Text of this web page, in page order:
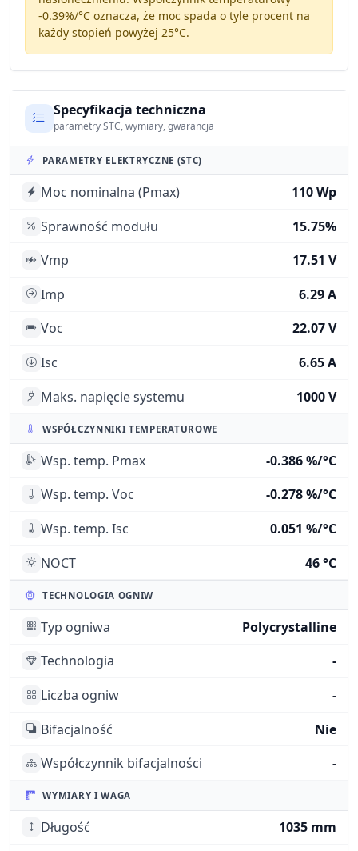
-0.39%/°Coznacza, że moc spada o tyle procent na
każdy stopień powyżej 25°C.
Specyfikacja techniczna
parametry STC, wymiary, gwarancja
PARAMETRY ELEKTRYCZNE (STC)
Moc nominalna (Pmax)
110 Wp
Sprawność modułu
15.75%
Vmp
17.51 V
Imp
6.29 A
Voc
22.07 V
Isc
6.65 A
Maks. napięcie systemu
1000 V
WSPÓŁCZYNNIKI TEMPERATUROWE
Wsp. temp. Pmax
-0.386 %/°C
Wsp. temp. Voc
-0.278 %/°C
Wsp. temp. Isc
0.051 %/°C
NOCT
46 °C
TECHNOLOGIA OGNIW
Typ ogniwa
Polycrystalline
Technologia
-
Liczba ogniw
-
Bifacjalność
Nie
Współczynnik bifacjalności
-
WYMIARY I WAGA
Długość
1035 mm